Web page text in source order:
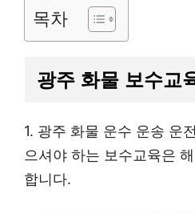
목차
광주 화물 보수교
1. 광주 화물 운수 운송 운
으셔야 하는 보수교육은
합니다.